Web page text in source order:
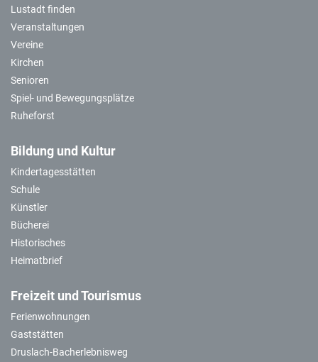
Lustadt finden
Veranstaltungen
Vereine
Kirchen
Senioren
Spiel- und Bewegungsplätze
Ruheforst
Bildung und Kultur
Kindertagesstätten
Schule
Künstler
Bücherei
Historisches
Heimatbrief
Freizeit und Tourismus
Ferienwohnungen
Gaststätten
Druslach-Bacherlebnisweg